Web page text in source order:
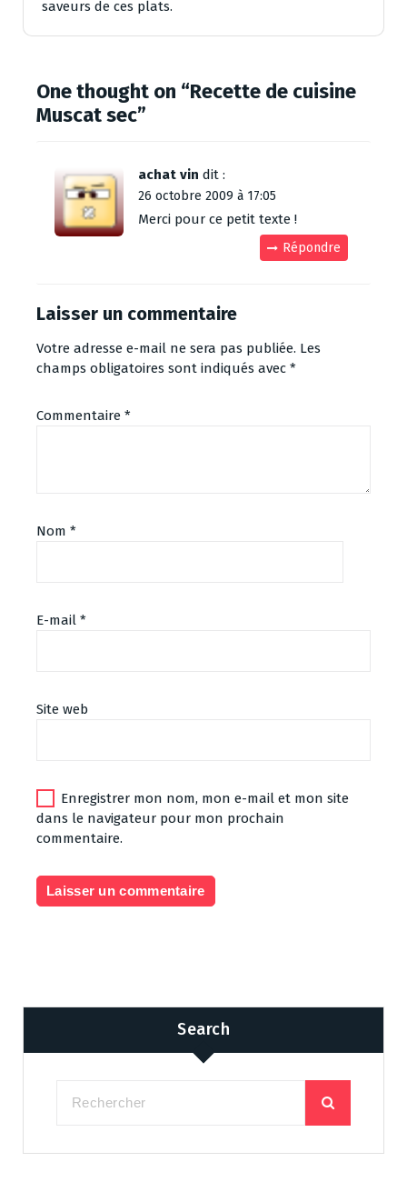
saveurs de ces plats.
One thought on “Recette de cuisine
Muscat sec”
achat vin dit :
26 octobre 2009 à 17:05
Merci pour ce petit texte !
Répondre
Laisser un commentaire
Votre adresse e-mail ne sera pas publiée. Les
champs obligatoires sont indiqués avec *
Commentaire *
Nom *
E-mail *
Site web
Enregistrer mon nom, mon e-mail et mon site
dans le navigateur pour mon prochain
commentaire.
Search